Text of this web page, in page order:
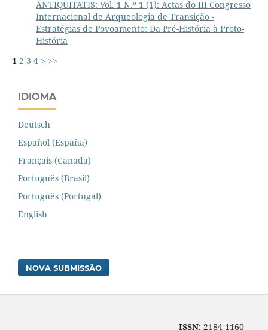
ANTIQUITATIS: Vol. 1 N.º 1 (1): Actas do III Congresso
Internacional de Arqueologia de Transição -
Estratégias de Povoamento: Da Pré-História à Proto-
História
1 2 3 4 > >>
IDIOMA
Deutsch
Español (España)
Français (Canada)
Português (Brasil)
Português (Portugal)
English
NOVA SUBMISSÃO
ISSN: 2184-1160